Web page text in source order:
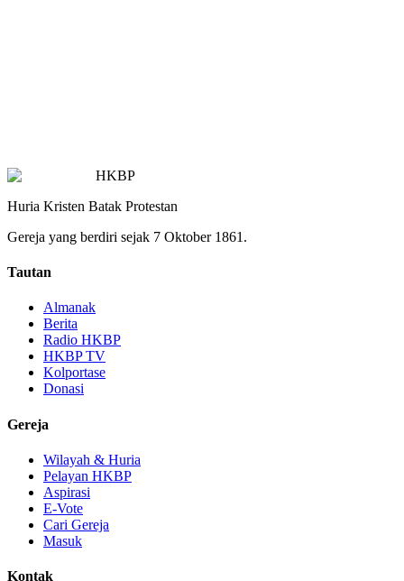
HKBP
Huria Kristen Batak Protestan
Gereja yang berdiri sejak 7 Oktober 1861.
Tautan
Almanak
Berita
Radio HKBP
HKBP TV
Kolportase
Donasi
Gereja
Wilayah & Huria
Pelayan HKBP
Aspirasi
E-Vote
Cari Gereja
Masuk
Kontak